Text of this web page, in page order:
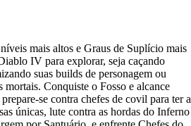
mais altos e Graus de Suplício mais
IV para explorar, seja caçando
suas builds de personagem ou
mortais. Conquiste o Fosso e alcance
se contra chefes de covil para ter a
únicas, lute contra as hordas do Inferno